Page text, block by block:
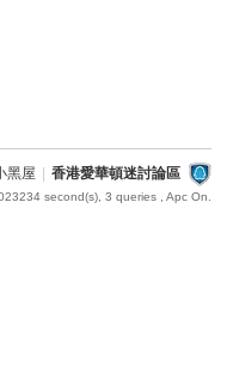
黑屋 香港愛華頓迷討論區
second(s), 3 queries , Apc On.